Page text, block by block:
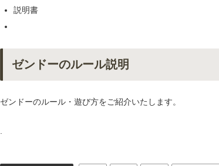
説明書
ゼンドーのルール説明
ゼンドーのルール・遊び方をご紹介いたします。
.